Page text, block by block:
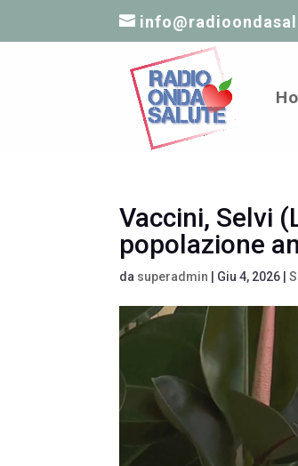
Vaccini, Selvi
popolazione
da superadmin Giu 4, 2026 |